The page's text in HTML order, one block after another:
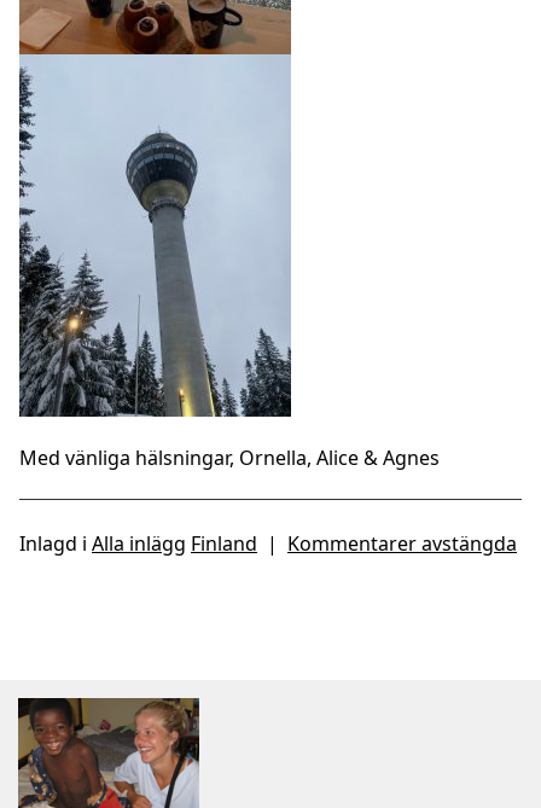
Med vänliga hälsningar, Ornella, Alice & Agnes
Inlagd i Alla inlägg Finland | Kommentarer avstängda